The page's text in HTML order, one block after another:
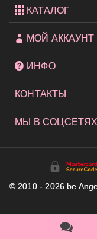
КАТАЛОГ
МОЙ АККАУНТ
ИНФО
КОНТАКТЫ
МЫ В СОЦСЕТЯХ
© 2010 - 2026 be